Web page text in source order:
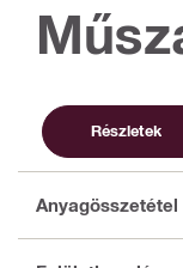
Részletek
Anyagösszetétel